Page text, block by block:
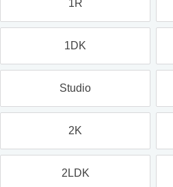
1R
1DK
Studio
2K
2LDK